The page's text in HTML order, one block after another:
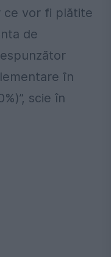
ce vor fi plătite
de
ȋn
scie în